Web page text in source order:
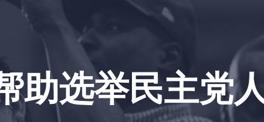
新闻
捐赠
助选举民主党